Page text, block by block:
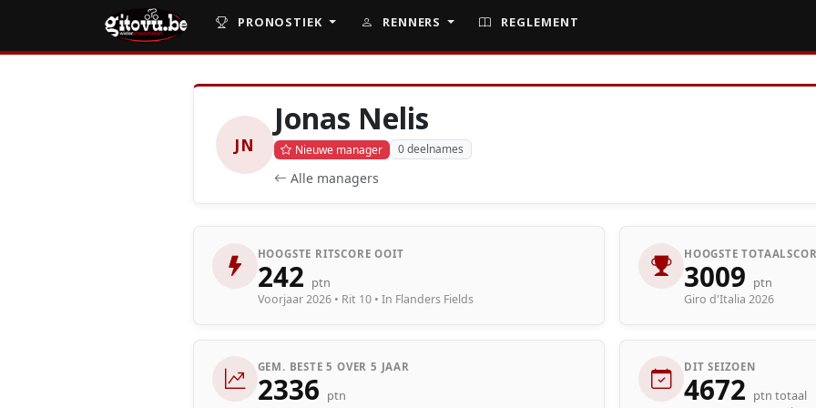
PRONOSTIEK RENNERS REGLEMENT
JN
Jonas Nelis
Nieuwe manager 0 deelnames
Alle managers
HOOGSTE RITSCORE OOIT
242 ptn
Voorjaar 2026 • Rit 10 • In Flanders Fields
HOOGSTE
3009 ptn
Giro d'Italia 2026
GEM. BESTE 5 OVER 5 JAAR
2336 ptn
DIT SEIZOEN
4672 ptn totaal